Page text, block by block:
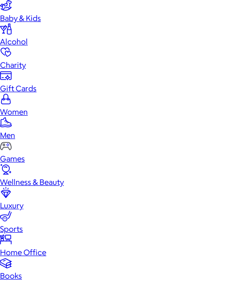
Baby & Kids
Alcohol
Charity
Gift Cards
Women
Men
Games
Wellness & Beauty
Luxury
Sports
Home Office
Books